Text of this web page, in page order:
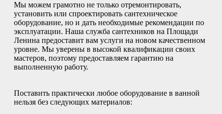
Мы можем грамотно не только отремонтировать,
установить или спроектировать сантехническое
оборудование, но и дать необходимые рекомендации по
эксплуатации. Наша служба сантехников на Площади
Ленина предоставит вам услуги на новом качественном
уровне. Мы уверены в высокой квалификации своих
мастеров, поэтому предоставляем гарантию на
выполненную работу.
Поставить практически любое оборудование в ванной
нельзя без следующих материалов: